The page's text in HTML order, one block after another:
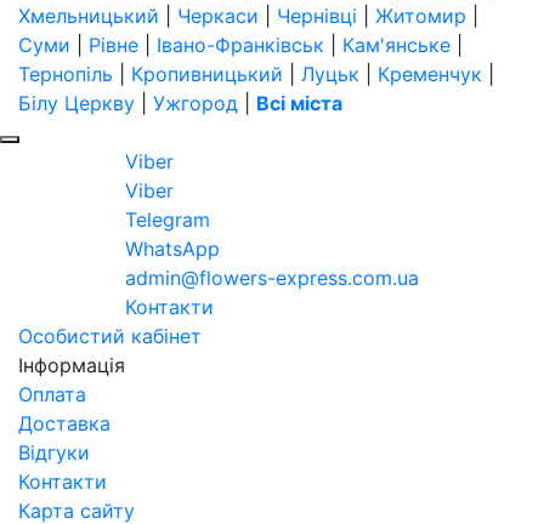
Хмельницький
Черкаси Чернівці Житомир
Суми
Рівне Івано-Франківськ Кам'янське
Тернопіль
Кропивницький Луцьк Кременчук
Білу Церкву
Ужгород Всі міста
Viber
Viber
Telegram
WhatsApp
admin@flowers-express.com.ua
Контакти
Особистий кабінет
Інформація
Оплата
Доставка
Відгуки
Контакти
Карта сайту